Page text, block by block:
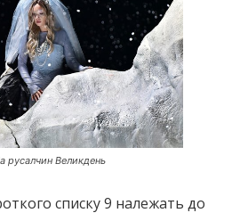
русалчин Великдень
списку 9 належать до